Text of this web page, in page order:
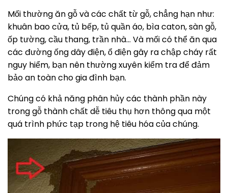
Mối thường ăn gỗ và các chất từ gỗ, chẳng hạn như:
khuân bao cửa, tủ bếp, tủ quần áo, bìa caton, sàn gỗ,
ốp tường, cầu thang, trần nhà… Và mối có thể ăn qua
các đường ống dây điện, ổ điện gây ra chập cháy rất
nguy hiểm, bạn nên thường xuyên kiểm tra để đảm
bảo an toàn cho gia đình bạn.
Chúng có khả năng phân hủy các thành phần này
trong gỗ thành chất dễ tiêu thụ hơn thông qua một
quá trình phức tạp trong hệ tiêu hóa của chúng.